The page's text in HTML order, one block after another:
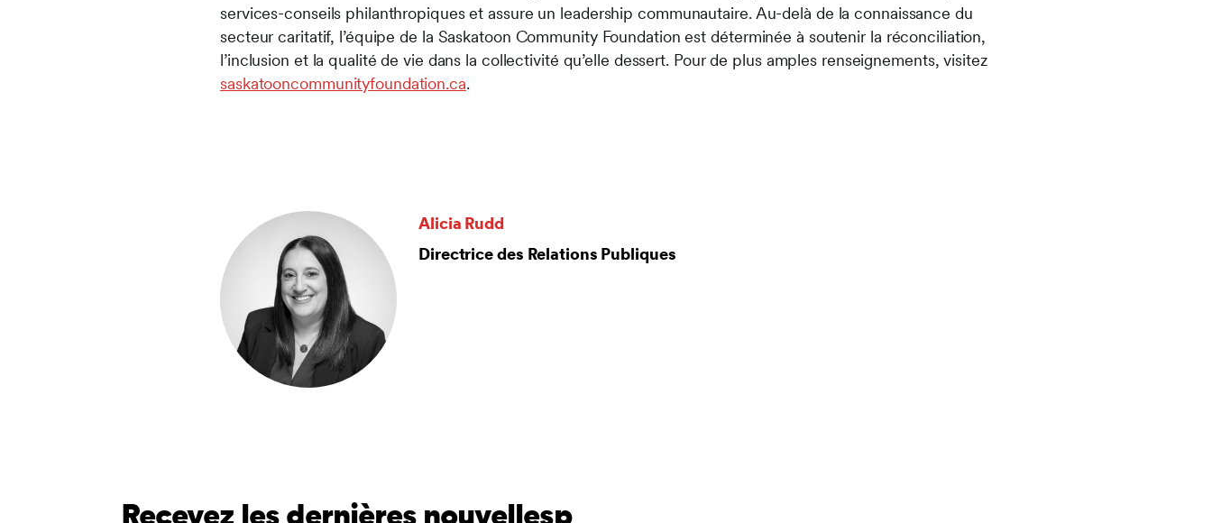
services-conseils philanthropiques et assure un leadership communautaire. Au-delà de la connaissance du
secteur caritatif, l’équipe de la Saskatoon Community Foundation est déterminée à soutenir la réconciliation,
l’inclusion et la qualité de vie dans la collectivité qu’elle dessert. Pour de plus amples renseignements, visitez
saskatooncommunityfoundation.ca.
Alicia Rudd
Directrice des Relations Publiques
Recevez les dernières nouvellesp